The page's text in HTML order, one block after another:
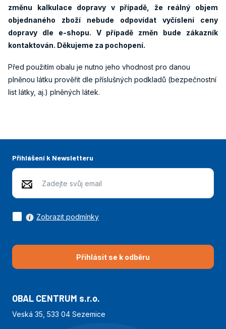
změnu kalkulace dopravy v případě, že reálný objem
objednaného zboží nebude odpovídat vyčíslení ceny
dopravy dle e-shopu. V případě změn bude zákazník
kontaktován. Děkujeme za pochopení.
Před použitím obalu je nutno jeho vhodnost pro danou
plněnou látku prověřit dle příslušných podkladů (bezpečnostní
list látky, aj.) plněných látek.
Přihlášení k Newsletteru
Přihlásit se k odběru
Zobrazit podmínky
OBAL CENTRUM s.r.o.
Veská 35, 533 04 Sezemice